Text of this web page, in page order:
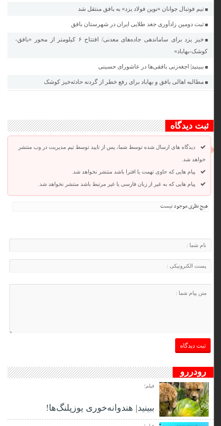
تیم فوتبال جوانان «نوین فولاد یزد» به بافق منتقل شد
ثبت دومین زادآوری جغد طلایی ایران در شهرستان بافق
خیز یزد برای ساماندهی جاده‌های معدنی/ افتتاح ۶ کیلومتر از محور «بافق-
کوشک-بهاباد»
ببینید| اجغه‌زنی بافقی‌ها در عاشورای حسینی
مطالبه اهالی بافق و بهاباد برای رفع خطر از گردنه حادثه‌خیز کوشک
ثبت دیدگاه
دیدگاه های ارسال شده توسط شما، پس از تایید توسط تیم مدیریت در وب منتشر
خواهد شد.
پیام هایی که حاوی تهمت یا افترا باشد منتشر نخواهد شد.
پیام هایی که به غیر از زبان فارسی یا غیر مرتبط باشد منتشر نخواهد شد.
هیچ نظری موجود نیست
رودررو
فیلم؛
ببینید| هندوانه‌خوری یوزپلنگ‌ها!